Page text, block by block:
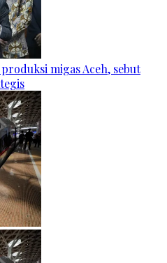
migas Aceh, sebut